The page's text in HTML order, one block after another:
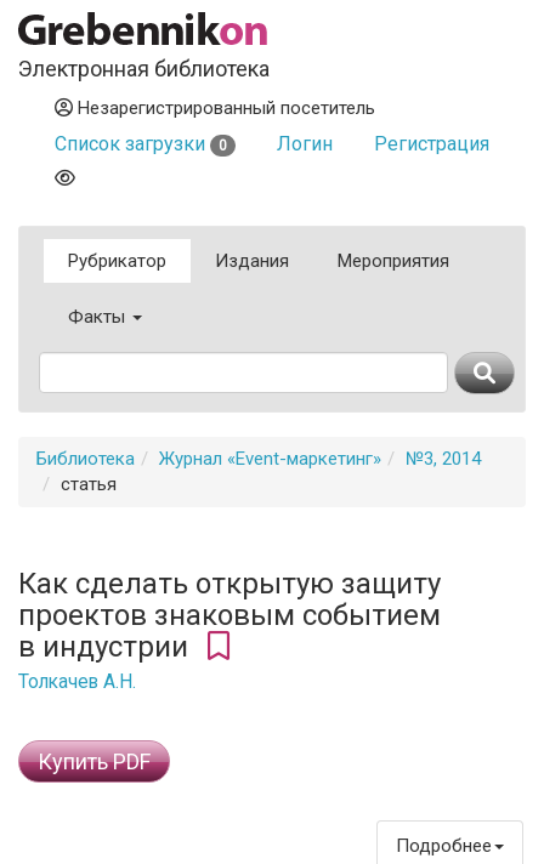
Электронная библиотека
Незарегистрированный посетитель
Список загрузки 0 Логин Регистрация
Рубрикатор Издания Мероприятия
Факты
Библиотека Журнал «Event-маркетинг»
№3, 2014
статья
Как сделать открытую защиту
проектов знаковым событием
в индустрии
Толкачев А.Н.
Купить PDF
Подробнее